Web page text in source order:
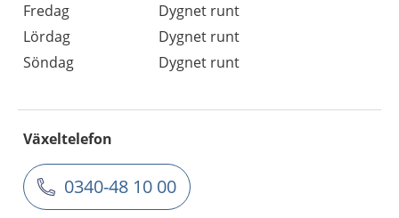
Fredag
Dygnet runt
Lördag
Dygnet runt
Söndag
Dygnet runt
Växeltelefon
0340-48 10 00